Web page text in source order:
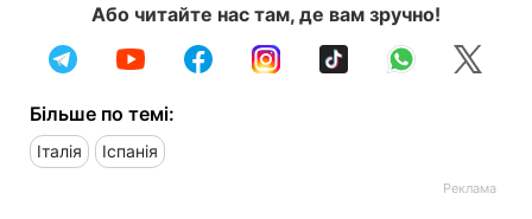
Або читайте нас там, де вам зручно!
Більше по темі:
Італія Іспанія